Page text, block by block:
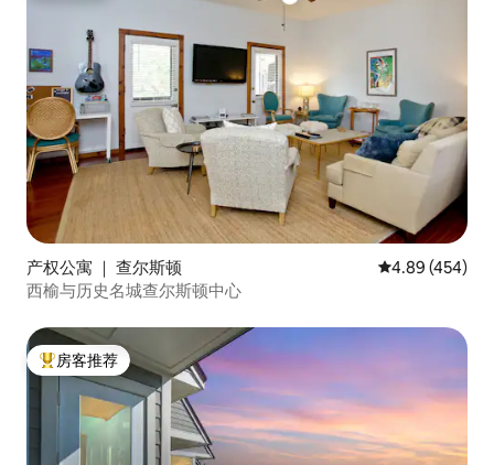
产权公寓 ｜ 查尔斯顿 平均评分 4.89
4.89 (454)
西榆与历史名城查尔斯顿中心
热门「房客推荐」
房客推荐